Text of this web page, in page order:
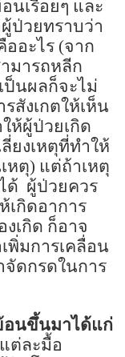
นเรื่อยๆ และ
ป่วยทราบว่า
อะไร (จาก
มารถหลีก
ป็นผลก็จะไม่
รสังเกตให้เห็น
ห้ผู้ป่วยเกิด
ยงเหตุที่ทำให้
หตุ) แต่ถ้าเหตุ
ด้ ผู้ป่วยควร
เกิดอาการ
เกิด ก็อาจ
พิ่มการเคลื่อน
จัดกรดในการ
อนขึ้นมาได้แก่
ต่ละมื้อ